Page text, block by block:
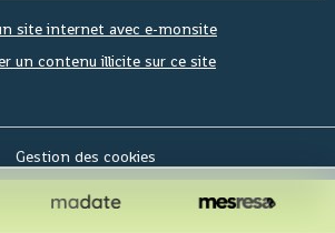
site internet avec e-monsite
un contenu illicite sur ce site
Gestion des cookies